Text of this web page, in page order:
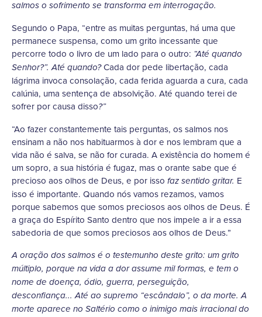
salmos o sofrimento se transforma em interrogação.
Segundo o Papa, “entre as muitas perguntas, há uma que
permanece suspensa, como um grito incessante que
percorre todo o livro de um lado para o outro: “Até quando
Senhor?”. Até quando?Cada dor pede libertação, cada
lágrima invoca consolação, cada ferida aguarda a cura, cada
calúnia, uma sentença de absolvição. Até quando terei de
sofrer por causa disso?”
“Ao fazer constantemente tais perguntas, os salmos nos
ensinam a não nos habituarmos à dor e nos lembram que a
vida não é salva, se não for curada. A existência do homem é
um sopro, a sua história é fugaz, mas o orante sabe que é
precioso aos olhos de Deus, e por isso faz sentido gritar. E
isso é importante. Quando nós vamos rezamos, vamos
porque sabemos que somos preciosos aos olhos de Deus. É
a graça do Espírito Santo dentro que nos impele a ir a essa
sabedoria de que somos preciosos aos olhos de Deus.”
A oração dos salmos é o testemunho deste grito: um grito
múltiplo, porque na vida a dor assume mil formas, e tem o
nome de doença, ódio, guerra, perseguição,
desconfiança... Até ao supremo “escândalo”, o da morte. A
morte aparece no Saltério como o inimigo mais irracional do